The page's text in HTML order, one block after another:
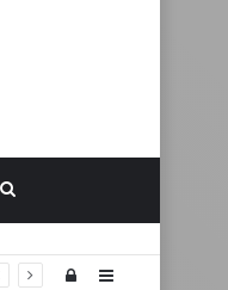
Sidebar
Connexion